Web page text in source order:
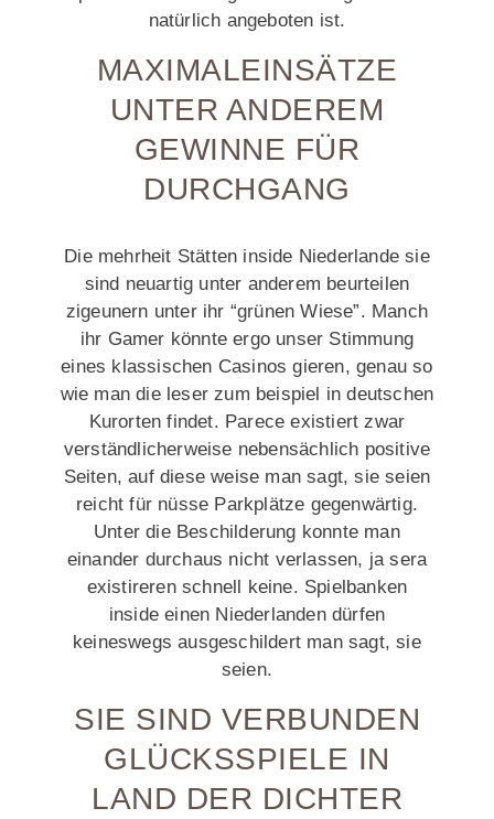
natürlich angeboten ist.
MAXIMALEINSÄTZE
UNTER ANDEREM
GEWINNE FÜR
DURCHGANG
Die mehrheit Stätten inside Niederlande sie
sind neuartig unter anderem beurteilen
zigeunern unter ihr “grünen Wiese”. Manch
ihr Gamer könnte ergo unser Stimmung
eines klassischen Casinos gieren, genau so
wie man die leser zum beispiel in deutschen
Kurorten findet. Parece existiert zwar
verständlicherweise nebensächlich positive
Seiten, auf diese weise man sagt, sie seien
reicht für nüsse Parkplätze gegenwärtig.
Unter die Beschilderung konnte man
einander durchaus nicht verlassen, ja sera
existireren schnell keine. Spielbanken
inside einen Niederlanden dürfen
keineswegs ausgeschildert man sagt, sie
seien.
SIE SIND VERBUNDEN
GLÜCKSSPIELE IN
LAND DER DICHTER